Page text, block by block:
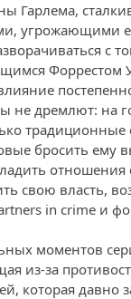
Гарлема,
угрожающими
с
Форрестом
не дремлют: на
бросить ему
свою власть,
in crime и
моментов
из-за
которая давно